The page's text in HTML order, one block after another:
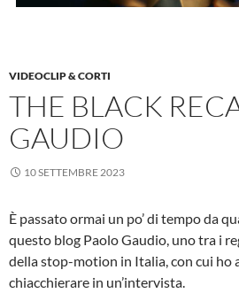
VIDEOCLIP & CORTI
THE BLACK
GAUDIO
10 SETTEMBRE 2023
È passato ormai un po’ di tempo da
questo blog Paolo Gaudio, uno tra i
della stop-motion in Italia, con cui ho
chiacchierare in un’intervista.